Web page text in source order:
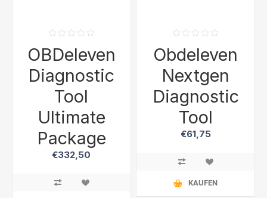
OBDeleven
Diagnostic
Tool
Ultimate
Package
€332,50
Obdeleven
Nextgen
Diagnostic
Tool
€61,75
KAUFEN